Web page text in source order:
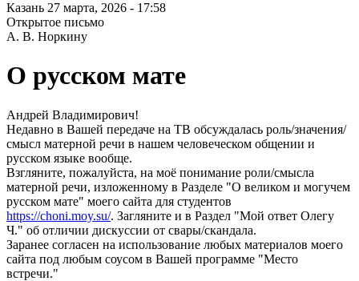
Казань 27 марта, 2026 - 17:58
Открытое письмо
А. В. Норкину
О русском мате
Андрей Владимирович!
Недавно в Вашей передаче на ТВ обсуждалась роль/значения/
смысл матерной речи в нашем человеческом общении и
русском языке вообще.
Взгляните, пожалуйста, на моё понимание роли/смысла
матерной речи, изложенному в Разделе "О великом и могучем
русском мате" моего сайта для студентов
https://choni.moy.su/. Загляните и в Раздел "Мой ответ Олегу
Ч." об отличии дискуссии от свары/скандала.
Заранее согласен на использование любых материалов моего
сайта под любым соусом в Вашей программе "Место
встречи."